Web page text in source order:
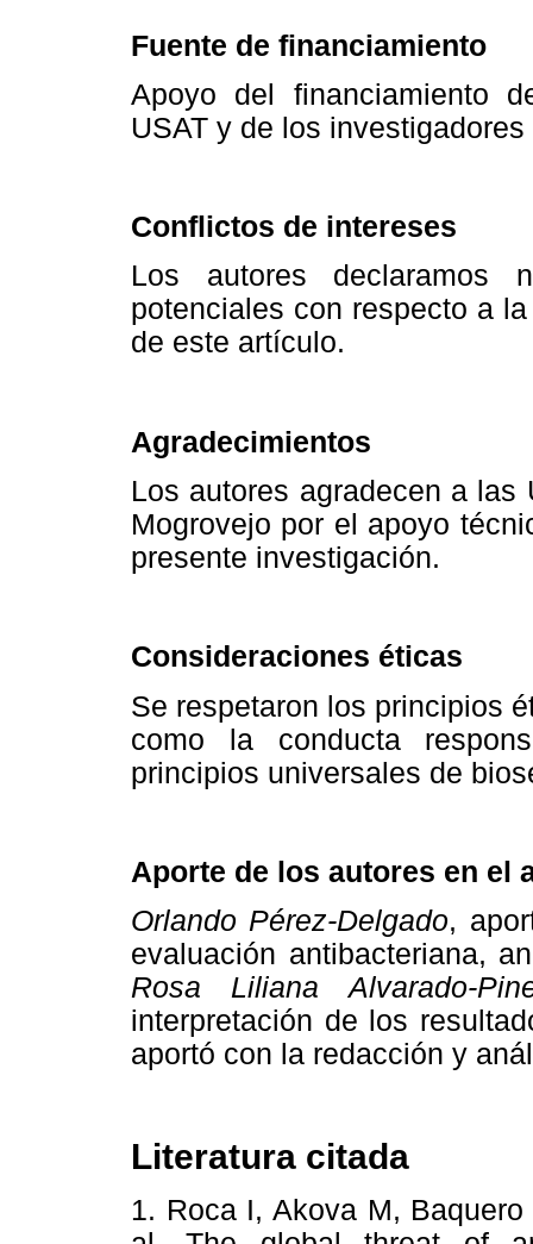
Fuente de financiamiento
Apoyo del financiamiento
USAT y de los investigadores
Conflictos de intereses
Los autores declaramos
potenciales con respecto a
de este artículo.
Agradecimientos
Los autores agradecen a las
Mogrovejo por el apoyo
presente investigación.
Consideraciones éticas
Se respetaron los principios
como la conducta
principios universales de
Aporte de los autores en el
Orlando Pérez-Delgado,
evaluación antibacteriana,
Rosa Liliana Alvarado-
interpretación de los
aportó con la redacción y
Literatura citada
1. Roca I, Akova M,